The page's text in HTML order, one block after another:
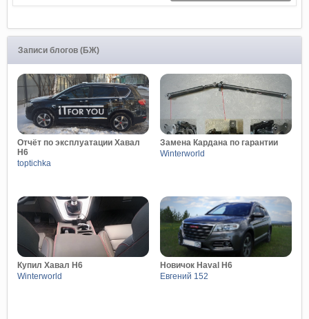
Записи блогов (БЖ)
Отчёт по эксплуатации Хавал
Н6
toptichka
Замена Кардана по гарантии
Winterworld
Купил Хавал Н6
Winterworld
Новичок Haval H6
Евгений 152